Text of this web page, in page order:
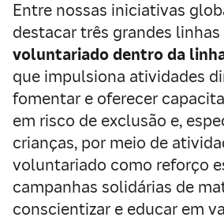
Entre nossas iniciativas
destacar três grandes
voluntariado dentro da
que impulsiona atividades
fomentar e oferecer
em risco de exclusão e,
crianças, por meio de
voluntariado como reforço
campanhas solidárias de
conscientizar e educar em